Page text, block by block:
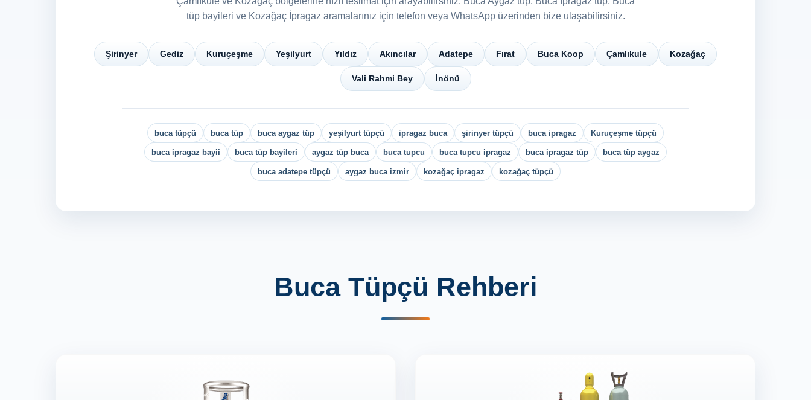
tüp bayileri ve Kozağaç İpragaz aramalarınız için telefon veya WhatsApp üzerinden bize ulaşabilirsiniz.
Şirinyer Gediz Kuruçeşme Yeşilyurt Yıldız Akıncılar Adatepe Fırat Buca Koop Çamlıkule Kozağaç
Vali Rahmi Bey İnönü
buca tüpçü buca tüp buca aygaz tüp yeşilyurt tüpçü ipragaz buca şirinyer tüpçü buca ipragaz Kuruçeşme tüpçü
buca ipragaz bayii buca tüp bayileri aygaz tüp buca buca tupcu buca tupcu ipragaz buca ipragaz tüp buca tüp aygaz
buca adatepe tüpçü aygaz buca izmir kozağaç ipragaz kozağaç tüpçü
Buca Tüpçü Rehberi